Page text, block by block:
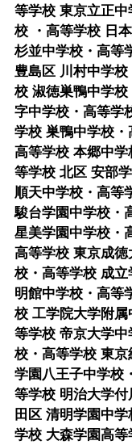
等学校 東京立正
校 ・高等学校 日
杉並中学校・高等
豊島区 川村中学
校 淑徳巣鴨中学
字中学校・高等学
学校 巣鴨中学校・
高等学校 本郷中
等学校 北区 安部
順天中学校・高等
駿台学園中学校・
星美学園中学校・
高等学校 東京成
校・高等学校 成
明館中学校・高等
校 工学院大学附
等学校 帝京大学
校・高等学校 東
学園八王子中学校
等学校 明治大学
田区 清明学園中
学校 大森学園高